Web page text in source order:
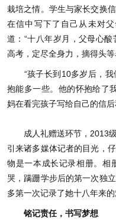
栽培之情。学生与家长交换
在信中写下了自己从未对
道：“十八年岁月，父母心
高考，定尽全身力，摘得头
“孩子长到10多岁后，我
抱能多一些。他的怀抱给了
妈在看完孩子写给自己的信
成人礼赠送环节，2013级
引来诸多媒体记者的目光，
物是一本成长记录相册。相
哭，蹒跚学步后的第一次独
多第一次记录了她十八年来的
铭记责任，书写梦想